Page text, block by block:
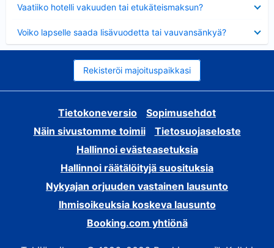
Vaatiiko hotelli vakuuden tai etukäteismaksun?
Voiko lapselle saada lisävuodetta tai vauvansänkyä?
Rekisteröi majoituspaikkasi
Tietokoneversio
Sopimusehdot
Näin sivustomme toimii
Tietosuojaseloste
Hallinnoi evästeasetuksia
Hallinnoi räätälöityjä suosituksia
Nykyajan orjuuden vastainen lausunto
Ihmisoikeuksia koskeva lausunto
Booking.com yhtiönä